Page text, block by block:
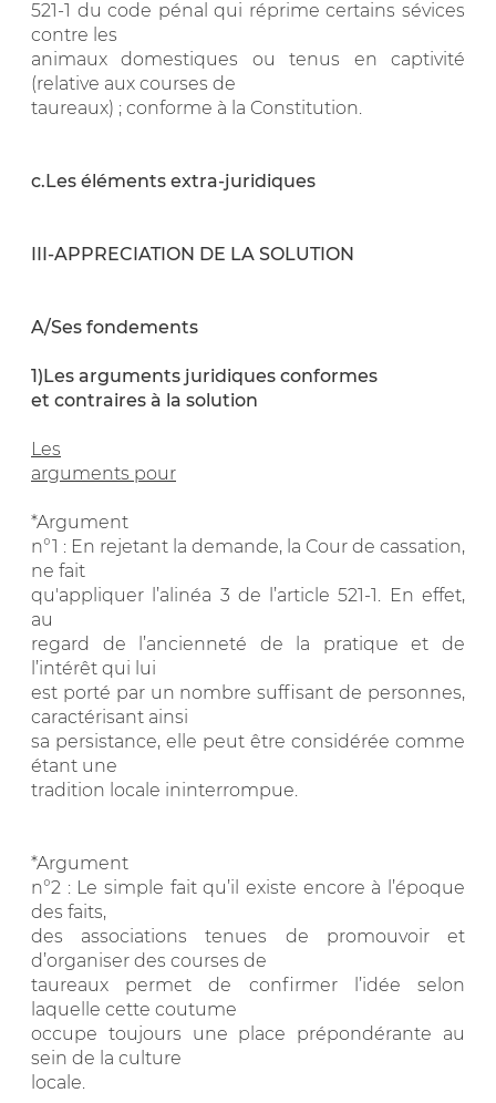
521-1 du code pénal qui réprime certains sévices
contre les
animaux domestiques ou tenus en captivité
(relative aux courses de
taureaux) ; conforme à la Constitution.
c.Les éléments extra-juridiques
III-APPRECIATION DE LA SOLUTION
A/Ses fondements
1)Les arguments juridiques conformes
et contraires à la solution
Les
arguments pour
*Argument
n°1 : En rejetant la demande, la Cour de cassation,
ne fait
qu'appliquer l’alinéa 3 de l’article 521-1. En effet,
au
regard de l’ancienneté de la pratique et de
l’intérêt qui lui
est porté par un nombre suffisant de personnes,
caractérisant ainsi
sa persistance, elle peut être considérée comme
étant une
tradition locale ininterrompue.
*Argument
n°2 : Le simple fait qu’il existe encore à l’époque
des faits,
des associations tenues de promouvoir et
d’organiser des courses de
taureaux permet de confirmer l’idée selon
laquelle cette coutume
occupe toujours une place prépondérante au
sein de la culture
locale.